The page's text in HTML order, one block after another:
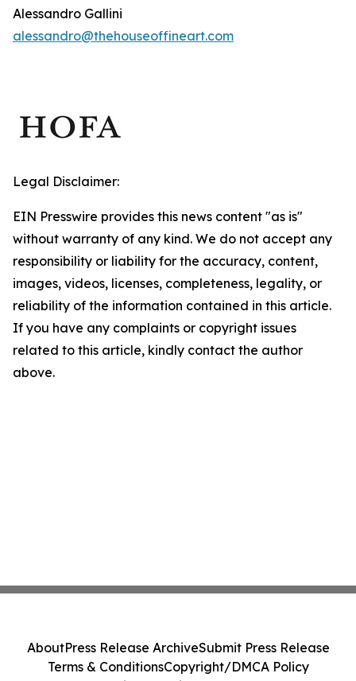
Alessandro Gallini
alessandro@thehouseoffineart.com
Legal Disclaimer:
EIN Presswire provides this news content "as is"
without warranty of any kind. We do not accept any
responsibility or liability for the accuracy, content,
images, videos, licenses, completeness, legality, or
reliability of the information contained in this article.
If you have any complaints or copyright issues
related to this article, kindly contact the author
above.
AboutPress Release ArchiveSubmit Press Release
Terms & ConditionsCopyright/DMCA Policy